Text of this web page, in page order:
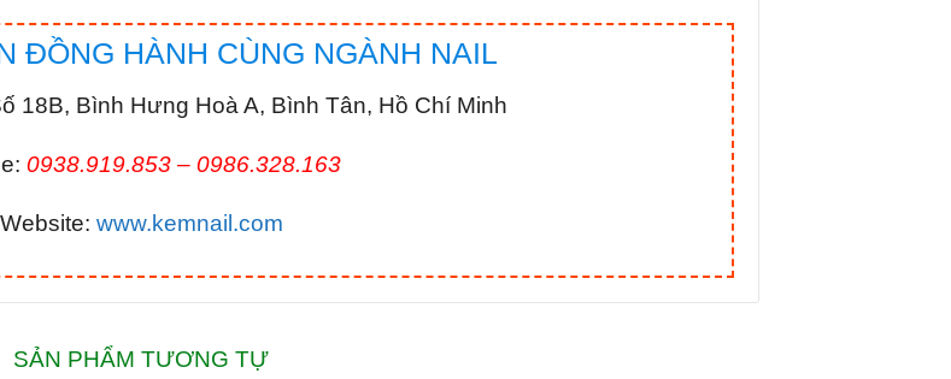
ĐỒNG HÀNH CÙNG NGÀNH NAIL
18B, Bình Hưng Hoà A, Bình Tân, Hồ Chí Minh
0938.919.853 – 0986.328.163
Website: www.kemnail.com
SẢN PHẨM TƯƠNG TỰ